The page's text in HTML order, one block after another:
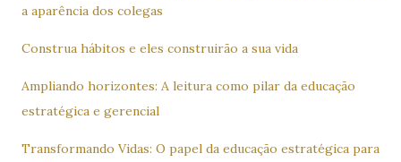
a aparência dos colegas
Construa hábitos e eles construirão a sua vida
Ampliando horizontes: A leitura como pilar da educação
estratégica e gerencial
Transformando Vidas: O papel da educação estratégica para